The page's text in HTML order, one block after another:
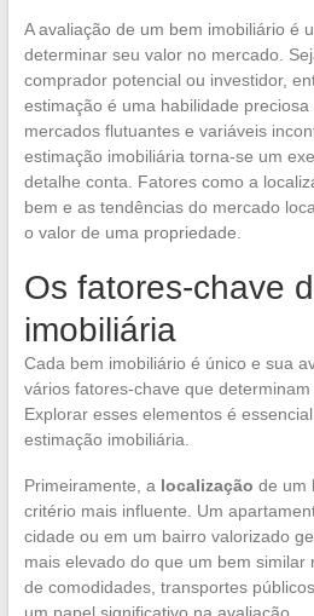
A avaliação de um bem imobiliário é
determinar seu valor no mercado.
comprador potencial ou investidor,
estimação é uma habilidade
mercados flutuantes e variáveis
estimação imobiliária torna-se um
detalhe conta. Fatores como a
bem e as tendências do mercado
o valor de uma propriedade.
Os fatores-chave
imobiliária
Cada bem imobiliário é único e sua
vários fatores-chave que determinam
Explorar esses elementos é
estimação imobiliária.
Primeiramente, a localização de um
critério mais influente. Um
cidade ou em um bairro valorizado
mais elevado do que um bem similar
de comodidades, transportes